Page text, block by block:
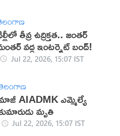
తీవ్ర ఉద్రిక్తత.. జంతర్
వద్ద ఇంటర్నెట్ బంద్!
Jul 22, 2026, 15:07 IST
AIADMK ఎమ్మెల్యే
మృతి
Jul 22, 2026, 15:07 IST